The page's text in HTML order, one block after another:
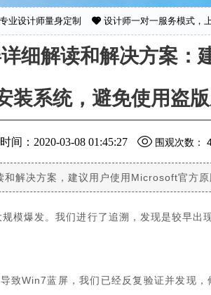
业设计师量身定制 设计师一对一服务模式，
细解读和解决方案
装系统，避免使用盗
间：2020-03-08 01:45:27 围观次数：
和解决方案，建议用户使用Microsoft官方
模爆发。我们进行了追溯，发现是较早出
致Win7蓝屏，我们已经反复验证并发现